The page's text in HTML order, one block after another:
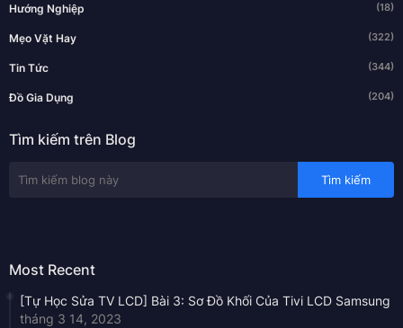
Hướng Nghiệp (18)
Mẹo Vặt Hay (322)
Tin Tức (344)
Đồ Gia Dụng (204)
Tìm kiếm trên Blog
Most Recent
[Tự Học Sửa TV LCD] Bài 3: Sơ Đồ Khối Của Tivi LCD Samsung
tháng 3 14, 2023